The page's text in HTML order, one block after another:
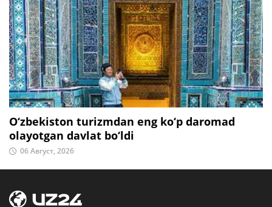
O‘zbekiston turizmdan eng ko‘p daromad
olayotgan davlat bo‘ldi
06 Август, 2026